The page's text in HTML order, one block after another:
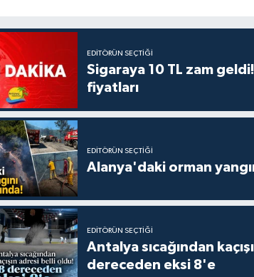
EDITÖRÜN SEÇTIĞI
Sigaraya 10 TL zam
fiyatları
EDITÖRÜN SEÇTIĞI
Alanya'daki orman
EDITÖRÜN SEÇTIĞI
Antalya sıcağından
dereceden eksi 8'e